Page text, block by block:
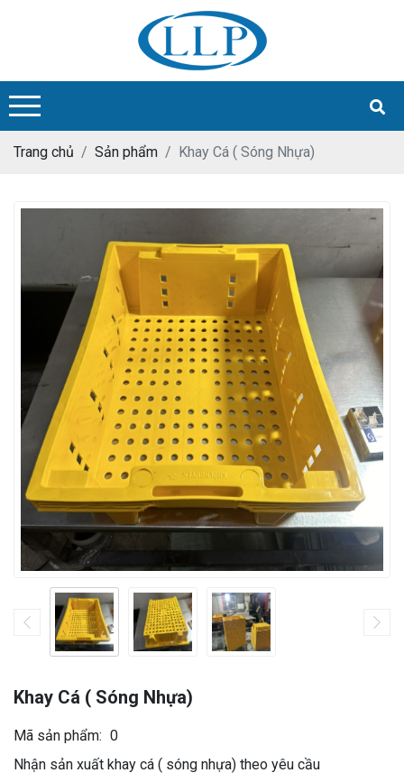
Trang chủ Sản phẩm Khay Cá ( Sóng Nhựa)
Khay Cá ( Sóng Nhựa)
Mã sản phẩm: 0
Nhận sản xuất khay cá ( sóng nhựa) theo yêu cầu